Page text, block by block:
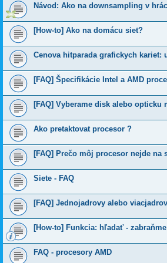
Návod: Ako na downsampling v
[How-to] Ako na domácu siet?
Cenova hitparada grafickych kariet:
[FAQ] Špecifikácie Intel a AMD
[FAQ] Vyberame disk alebo opticku
Ako pretaktovat procesor ?
[FAQ] Prečo môj procesor nejde na
Siete - FAQ
[FAQ] Jednojadrovy alebo
[How-to] Funkcia: hľadať -
FAQ - procesory AMD